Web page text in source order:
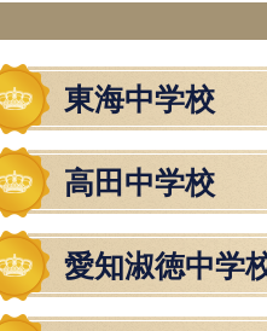
東海中学校
高田中学校
愛知淑徳中学